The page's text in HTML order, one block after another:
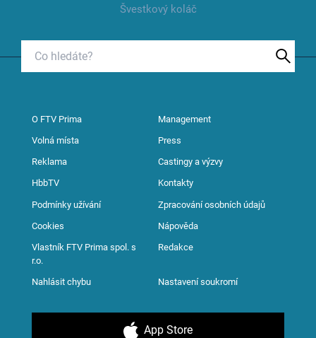
Švestkový koláč
O FTV Prima Management
Volná místa Press
Reklama Castingy a výzvy
HbbTV Kontakty
Podmínky užívání Zpracování osobních údajů
Cookies Nápověda
Vlastník FTV Prima spol. s
r.o.
Redakce
Nahlásit chybu Nastavení soukromí
App Store